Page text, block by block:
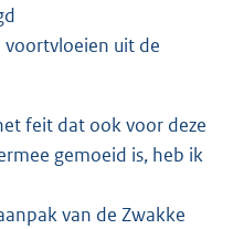
uit de
feit dat ook voor deze
gemoeid is, heb ik
van de Zwakke